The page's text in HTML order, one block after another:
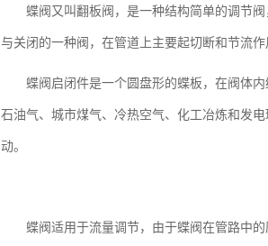
蝶阀又叫翻板阀，是一种结构简单的调节
与关闭的一种阀，在管道上主要起切断和节流作
蝶阀启闭件是一个圆盘形的蝶板，在阀体
石油气、城市煤气、冷热空气、化工冶炼和发
动。
蝶阀适用于流量调节，由于蝶阀在管路中